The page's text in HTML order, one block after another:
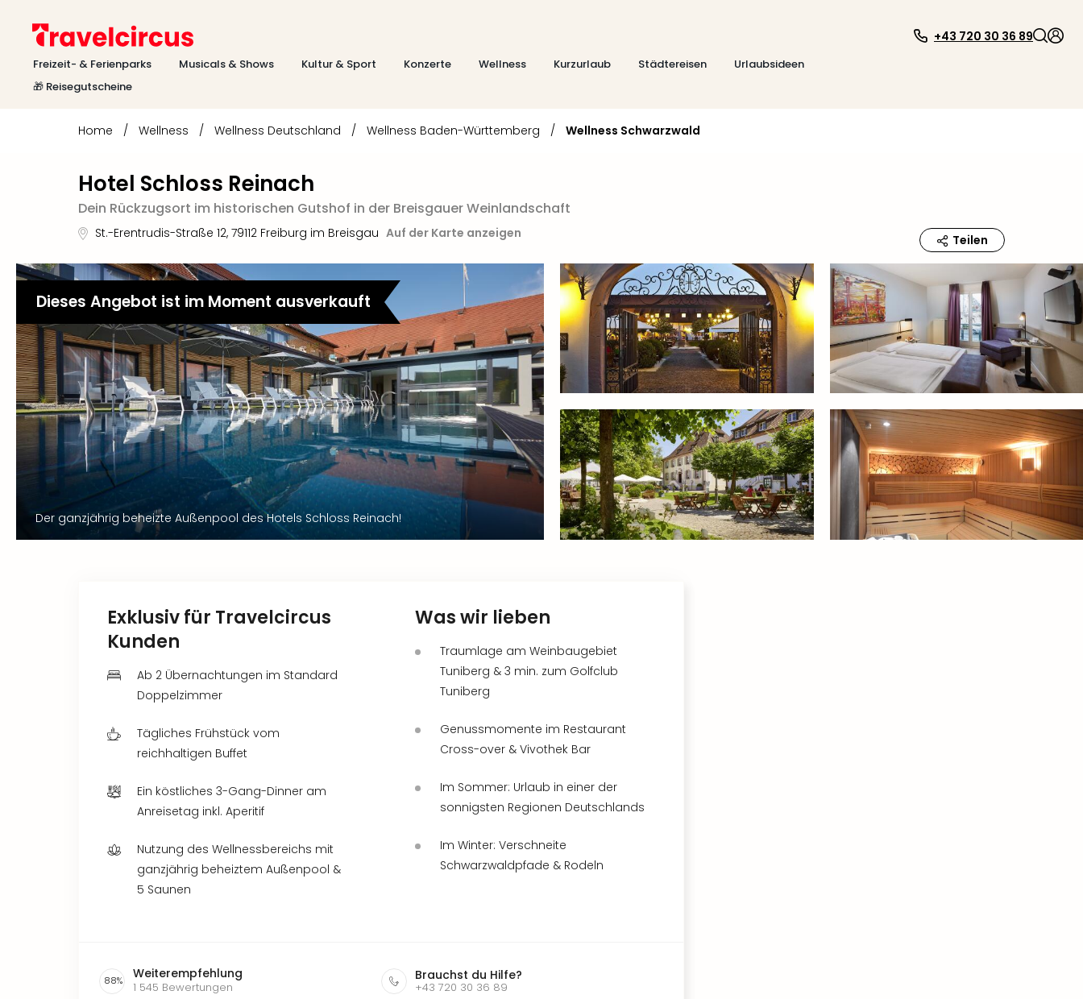
Freizeit- & Ferienparks Musicals & Shows Kultur & Sport Konzerte Wellness Kurzurlaub Städtereisen
Urlaubsideen
🎁 Reisegutscheine
+43 720 30 36 89
Home / Wellness / Wellness Deutschland / Wellness Baden-Württemberg / Wellness Schwarzwald
Hotel Schloss Reinach
Dein Rückzugsort im historischen Gutshof in der Breisgauer Weinlandschaft
St.-Erentrudis-Straße 12, 79112 Freiburg im Breisgau Auf der Karte anzeigen Teilen
Dieses Angebot ist im Moment ausverkauft
Der ganzjährig beheizte Außenpool des Hotels Schloss Reinach!
Exklusiv für Travelcircus
Kunden
Ab 2 Übernachtungen im Standard
Doppelzimmer
Tägliches Frühstück vom
reichhaltigen Buffet
Ein köstliches 3-Gang-Dinner am
Anreisetag inkl. Aperitif
Nutzung des Wellnessbereichs mit
ganzjährig beheiztem Außenpool &
5 Saunen
Was wir lieben
Traumlage am Weinbaugebiet
Tuniberg & 3 min. zum Golfclub
Tuniberg
Genussmomente im Restaurant
Cross-over & Vivothek Bar
Im Sommer: Urlaub in einer der
sonnigsten Regionen Deutschlands
Im Winter: Verschneite
Schwarzwaldpfade & Rodeln
88% Weiterempfehlung
1 545 Bewertungen
Brauchst du Hilfe?
+43 720 30 36 89